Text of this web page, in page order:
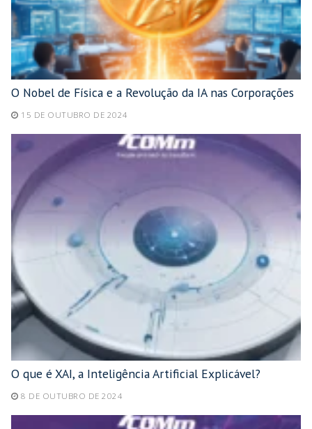
O Nobel de Física e a Revolução da IA nas Corporações
15 DE OUTUBRO DE 2024
O que é XAI, a Inteligência Artificial Explicável?
8 DE OUTUBRO DE 2024